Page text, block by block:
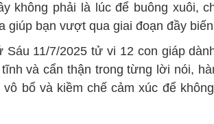
không phải là lúc để buông xuôi,
giúp bạn vượt qua giai đoạn đầy
Sáu 11/7/2025 tử vi 12 con giáp
và cẩn thận trong từng lời nói,
vô bổ và kiềm chế cảm xúc để